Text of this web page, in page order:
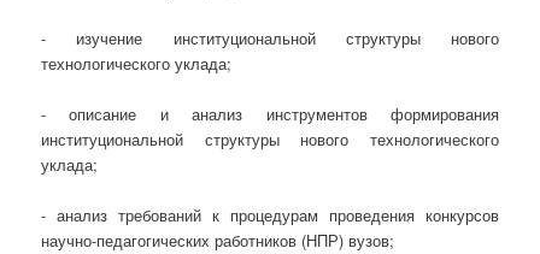
- изучение институциональной структуры нового
технологического уклада;
- описание и анализ инструментов формирования
институциональной структуры нового технологического
уклада;
- анализ требований к процедурам проведения конкурсов
научно-педагогических работников (НПР) вузов;